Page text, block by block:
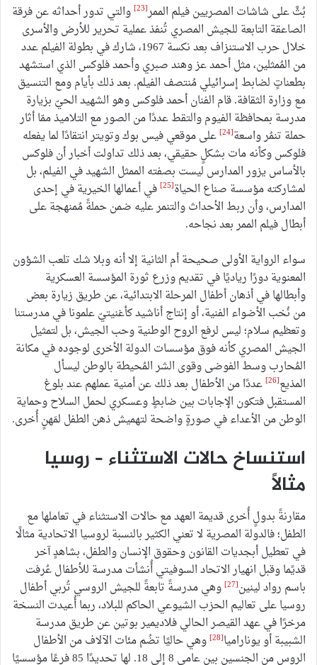
بُثَّ على شاشات المصريين فيلم الممر[23]
والتي تدور أحداثه عن فرقة
الصاعقة التابعة للجيش المصري تُنفذ عملية تحرير للأرض والأسرى
خلال حرب الاستنزاف بعد نكسة 1967، شارك في بطولة الفيلم عدد
من المُمثلين، مثل أحمد عز وهند صبري وأحمد فلوكس الذي استشهد
بطعناتٍ لضابط إسرائيلي مُنتصف الفيلم. بعد ذلك بأيام ومع التنسيق
مع وزارة الثقافة. قام الفنان أحمد فلوكس وهو الشهيد الحيّ بزيارة
مدرسة بمحافظة الفيوم والتقط عددًا من الصور مع التلاميذ ممّا أثار
حملة تنمُر واسعة[24]
على موقعي فيس بوك وتويتر انتقادًا لما يفعله
فلوكس وكأنه مات بشكلٍ حقيقي، بعد ذلك تداولت أخبار أن فلوكس
بالأساس يزور المدارس ليست بصفته الممثل الشهيد في الفيلم، بل
لمشاركته مؤسسة صناع الحياة[25]
في أعمالها الخيرية في إحدى
المدارس، وأن ربط الأحداث والتنمر عليه ضمن حملةً مُمنهجة على
أبطال فيلم الممر بعد نجاحه.
سواء الرواية الأولى صحيحة أم الثانية إلا أنه وبلا شك تلعب الشؤون
المعنوية دورًا رياديًا في تقديم وزرع ثورة المؤسسة العسكرية
وأبطالها في أذهان أطفال المرحلة الابتدائية، عن طريق زيارة بعض
من نُخب الأضواء الفنية، أو إنتاج أناشيد كأغنيتيّ علمونا في مدرستنا
وتعظيم سلام؛ ليس لرفع الروح الوطنية وحب الجيش، بل لتمثيل
الجيش المصري كأنه فوق مؤسسات الدولة الأخرى لوجوده في مكانة
المُحارب وسط الفوضى وقوى الشر المُحيطة بالوطن ليسأل
المذيع[26]
عددًا من الأطفال بعد ذلك عن أمنية عملهم عند بلوغ
المستقبل فتكون الإجابات بين ضابطٍ وعسكري لحمل السلاح وحماية
الوطن من الأعداء في صورةٍ واضحة لتهميش ذهن الطفل لمَهنٍ أُخرى.
استنساخ حالات الاستثناء – روسيا
مثالًا
مقارنةً بدولٍ أُخرى قديمة العهد مع حالات الاستثناء في تعاملها مع
الطفل؛ فالدولة المصرية لا تعني الكثير بالنسبة لروسيا الاتحادية مثالًا
في تعطيل أبجديات القانون وحقوق الإنسان والطفل، بشاهدٍ آخر
قديًما وقبل انهيار الاتحاد السوفيتي أُنشأت مدرسة للأطفال عُرفت
باسم رواد لينين[27]
وهي مدرسةً تابعةً للجيش الروسي تُربي أطفال
روسيا على تعاليم الحزب الشيوعي الحاكم للبلاد، ربما أُعيدت النسخة
مرخرًا في عهد القيصر الحالي فلاديمير بوتين عن طريق مدرسة
الشبيبة أو يوناراميا[28]
وهي حاليًا تضُم مئات الآلاف من الأطفال
الروس من الجنسين بين عامي 8 إلى 18. لها تحديدًا 85 فرعًا مؤسسيًا